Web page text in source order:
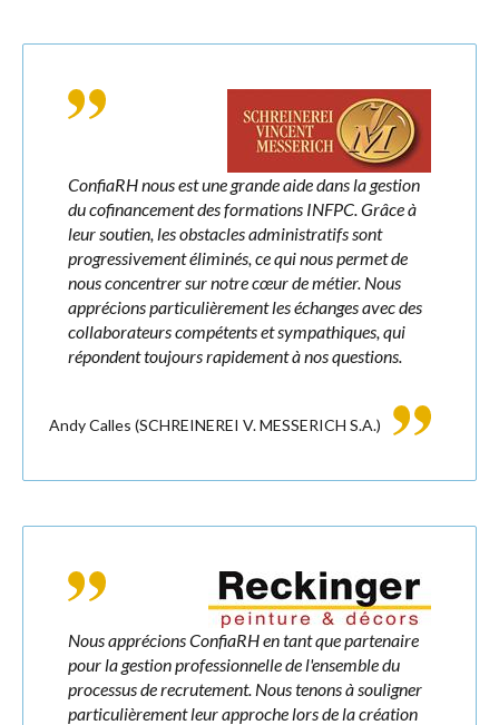
ConfiaRH nous est une grande aide dans la gestion
du cofinancement des formations INFPC. Grâce à
leur soutien, les obstacles administratifs sont
progressivement éliminés, ce qui nous permet de
nous concentrer sur notre cœur de métier. Nous
apprécions particulièrement les échanges avec des
collaborateurs compétents et sympathiques, qui
répondent toujours rapidement à nos questions.
Andy Calles (SCHREINEREI V. MESSERICH S.A.)
Nous apprécions ConfiaRH en tant que partenaire
pour la gestion professionnelle de l'ensemble du
processus de recrutement. Nous tenons à souligner
particulièrement leur approche lors de la création